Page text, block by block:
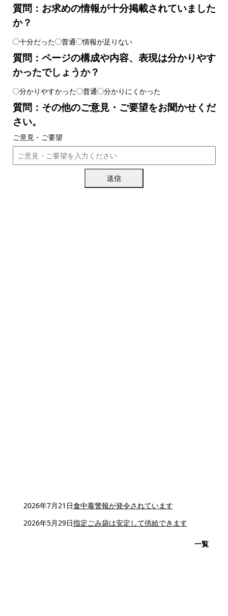
質問：お求めの情報が十分掲載されていました
か？
十分だった 普通 情報が足りない
質問：ページの構成や内容、表現は分かりやす
かったでしょうか？
分かりやすかった 普通 分かりにくかった
質問：その他のご意見・ご要望をお聞かせくだ
さい。
ご意見・ご要望
送信
2026年7月21日食中毒警報が発令されています
2026年5月29日指定ごみ袋は安定して供給できます
一覧